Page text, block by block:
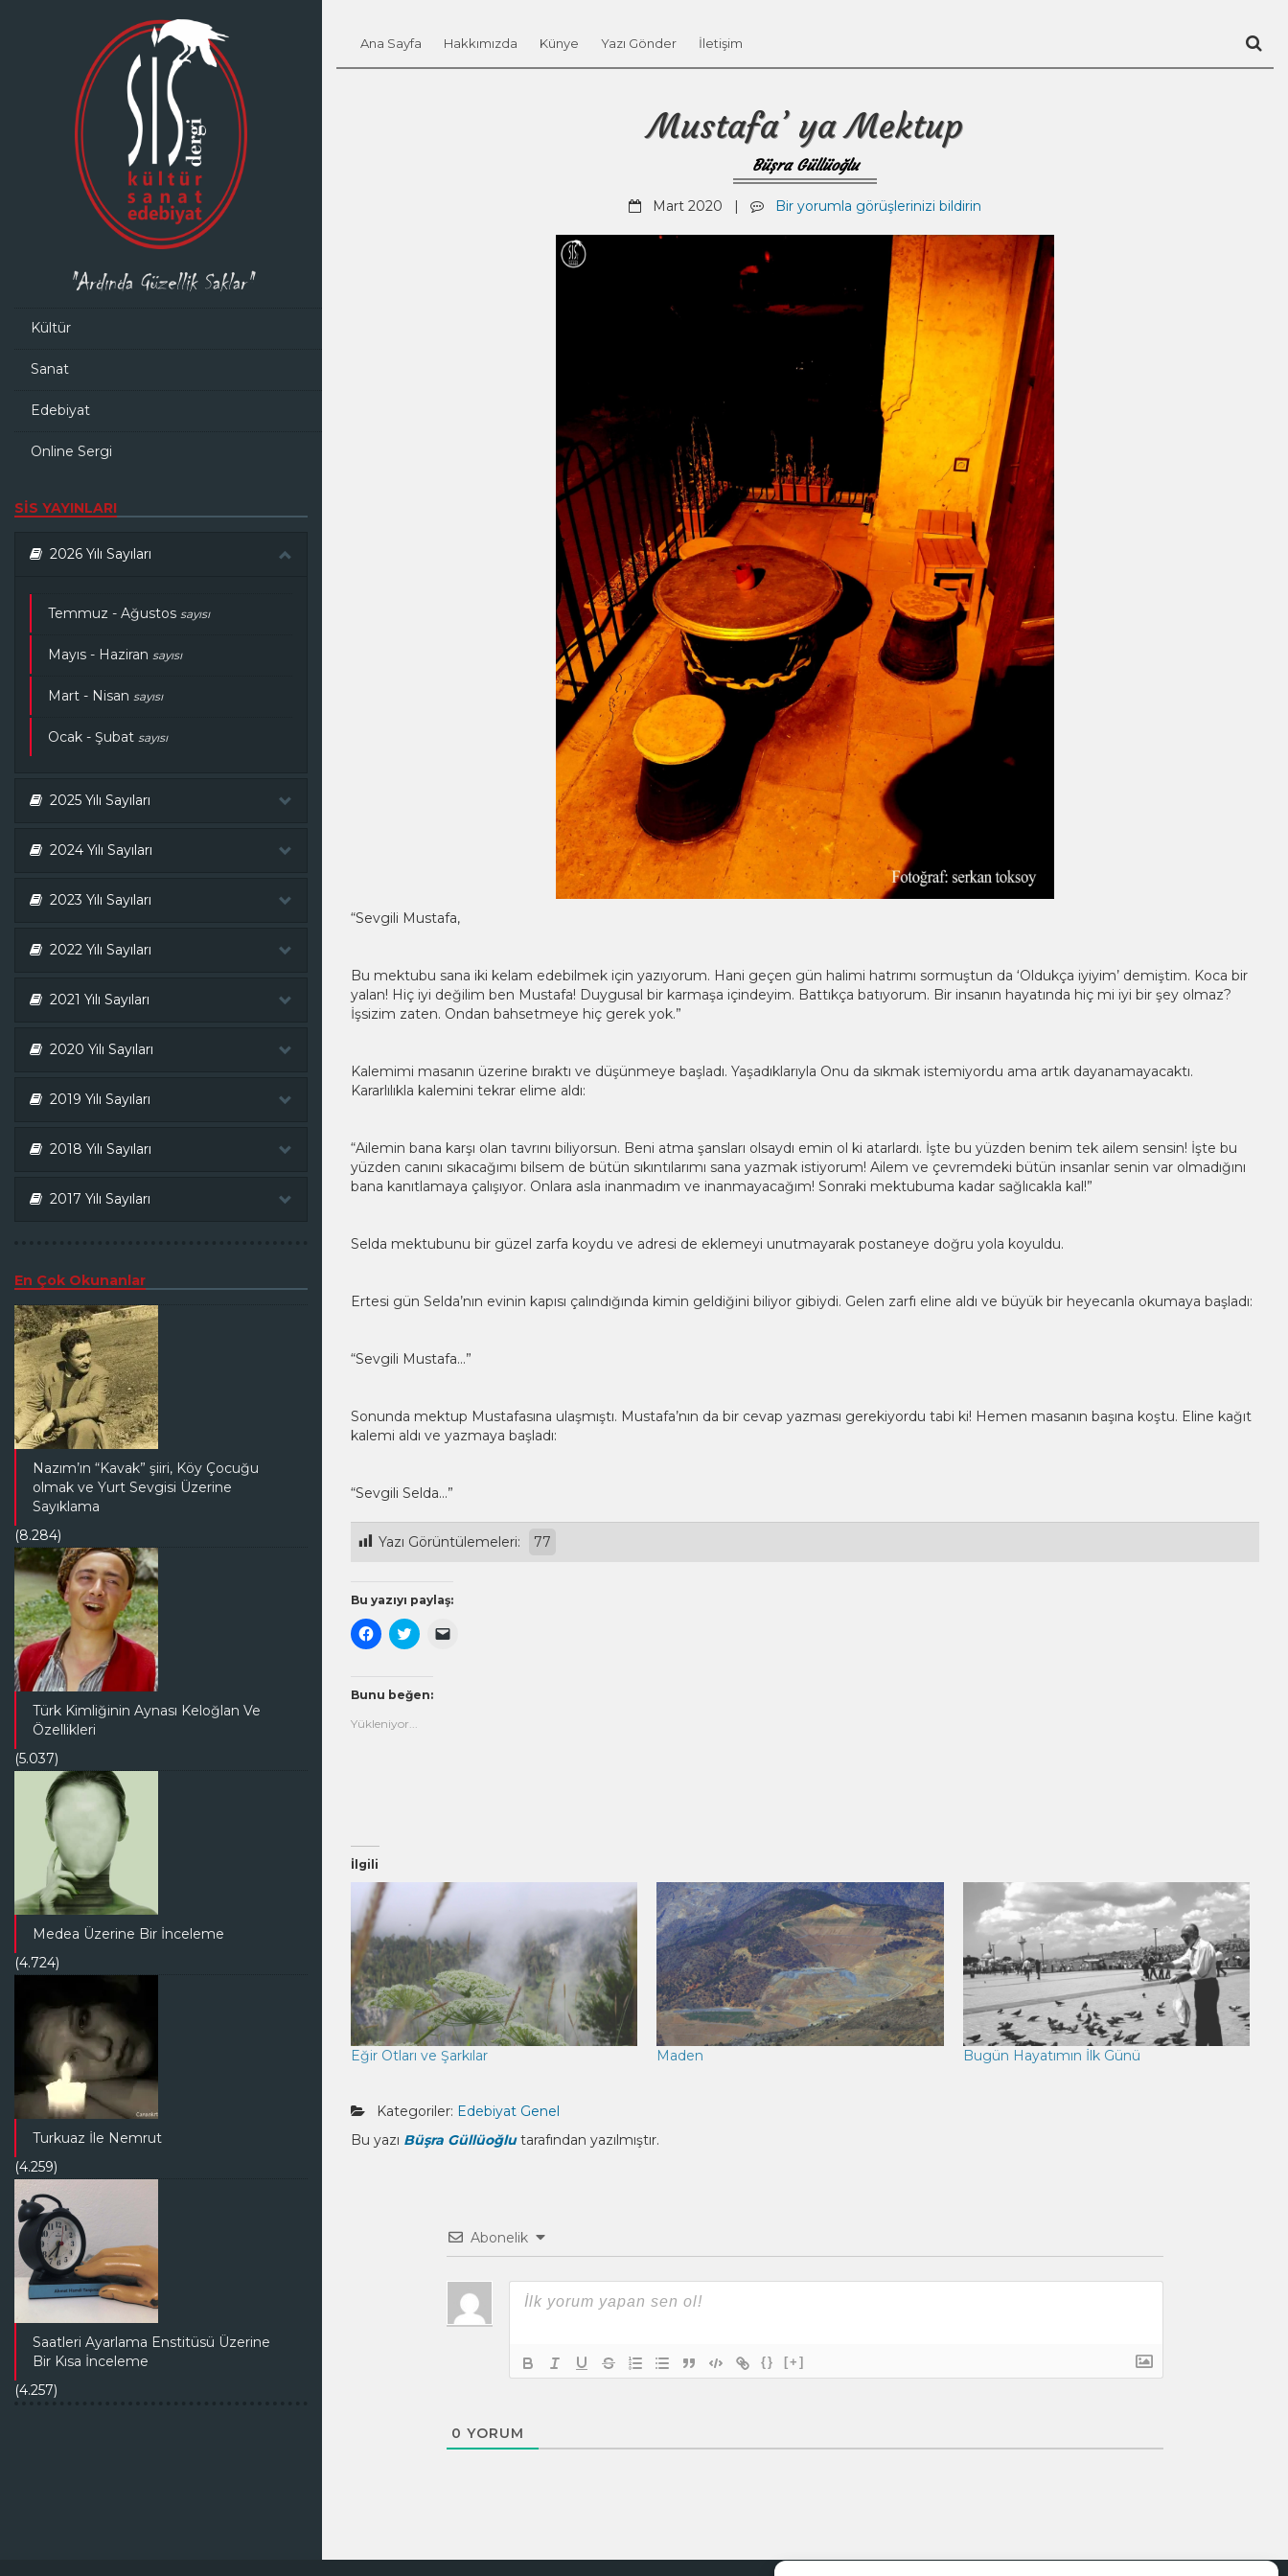
"Ardında Güzellik Saklar"
Kültür
Sanat
Edebiyat
Online Sergi
SİS YAYINLARI
2026 Yılı Sayıları
Temmuz - Ağustos sayısı
Mayıs - Haziran sayısı
Mart - Nisan sayısı
Ocak - Şubat sayısı
2025 Yılı Sayıları
2024 Yılı Sayıları
2023 Yılı Sayıları
2022 Yılı Sayıları
2021 Yılı Sayıları
2020 Yılı Sayıları
2019 Yılı Sayıları
2018 Yılı Sayıları
2017 Yılı Sayıları
En Çok Okunanlar
Nazım’ın “Kavak” şiiri, Köy Çocuğu
olmak ve Yurt Sevgisi Üzerine
Sayıklama
(8.284)
Türk Kimliğinin Aynası Keloğlan Ve
Özellikleri
(5.037)
Medea Üzerine Bir İnceleme
(4.724)
Turkuaz İle Nemrut
(4.259)
Saatleri Ayarlama Enstitüsü Üzerine
Bir Kısa İnceleme
(4.257)
Ana Sayfa Hakkımızda Künye Yazı Gönder İletişim
Mustafa’ ya Mektup
Büşra Güllüoğlu
Mart 2020 | Bir yorumla görüşlerinizi bildirin
“Sevgili Mustafa,
Bu mektubu sana iki kelam edebilmek için yazıyorum. Hani geçen gün halimi hatrımı sormuştun da ‘Oldukça iyiyim’ demiştim. Koca bir
yalan! Hiç iyi değilim ben Mustafa! Duygusal bir karmaşa içindeyim. Battıkça batıyorum. Bir insanın hayatında hiç mi iyi bir şey olmaz?
İşsizim zaten. Ondan bahsetmeye hiç gerek yok.”
Kalemimi masanın üzerine bıraktı ve düşünmeye başladı. Yaşadıklarıyla Onu da sıkmak istemiyordu ama artık dayanamayacaktı.
Kararlılıkla kalemini tekrar elime aldı:
“Ailemin bana karşı olan tavrını biliyorsun. Beni atma şansları olsaydı emin ol ki atarlardı. İşte bu yüzden benim tek ailem sensin! İşte bu
yüzden canını sıkacağımı bilsem de bütün sıkıntılarımı sana yazmak istiyorum! Ailem ve çevremdeki bütün insanlar senin var olmadığını
bana kanıtlamaya çalışıyor. Onlara asla inanmadım ve inanmayacağım! Sonraki mektubuma kadar sağlıcakla kal!”
Selda mektubunu bir güzel zarfa koydu ve adresi de eklemeyi unutmayarak postaneye doğru yola koyuldu.
Ertesi gün Selda’nın evinin kapısı çalındığında kimin geldiğini biliyor gibiydi. Gelen zarfı eline aldı ve büyük bir heyecanla okumaya başladı:
“Sevgili Mustafa…”
Sonunda mektup Mustafasına ulaşmıştı. Mustafa’nın da bir cevap yazması gerekiyordu tabi ki! Hemen masanın başına koştu. Eline kağıt
kalemi aldı ve yazmaya başladı:
“Sevgili Selda…”
Yazı Görüntülemeleri: 77
Bu yazıyı paylaş:
Facebook'ta
paylaşmak
pencerede
Twitter
üzerinde
(Yeni
Bunu beğen:
Yükleniyor...
İlgili
Eğir Otları ve Şarkılar Maden Bugün Hayatımın İlk Günü
Kategoriler: Edebiyat Genel
Bu yazı Büşra Güllüoğlutarafından yazılmıştır.
Abonelik
{} [+]
0 YORUM